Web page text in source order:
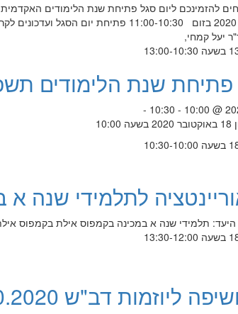
באוקטובר 2020 בזום 11:00-10:30
יעל קמחי,
שנת הלימודים
לתלמידי שנה
היעד: תלמידי שנה א במכינה בקמפוס אילת בקמפוס
ליוזמות דב"ש 18.10.2020